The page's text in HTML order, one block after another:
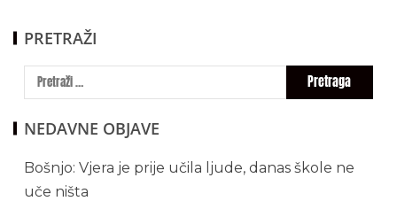
PRETRAŽI
NEDAVNE OBJAVE
Bošnjo: Vjera je prije učila ljude, danas škole ne
uče ništa